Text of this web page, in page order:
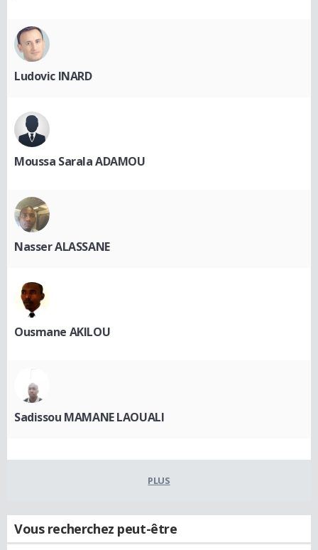
Ludovic INARD
Moussa Sarala ADAMOU
Nasser ALASSANE
Ousmane AKILOU
Sadissou MAMANE LAOUALI
PLUS
Vous recherchez peut-être